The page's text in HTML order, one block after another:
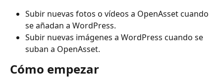
Subir nuevas fotos o vídeos a OpenAsset cuando
se añadan a WordPress.
Subir nuevas imágenes a WordPress cuando se
suban a OpenAsset.
Cómo empezar